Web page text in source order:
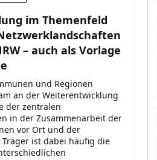
im Themenfeld
– auch als Vorlage
und Regionen
an der Weiterentwicklung
der zentralen
in der Zusammenarbeit der
vor Ort und der
ist dabei häufig die